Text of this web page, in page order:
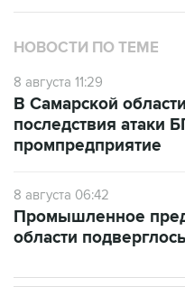
НОВОСТИ ПО ТЕМЕ
8 августа 11:29
В Самарской
последствия атаки
промпредприятие
8 августа 06:42
Промышленное
области